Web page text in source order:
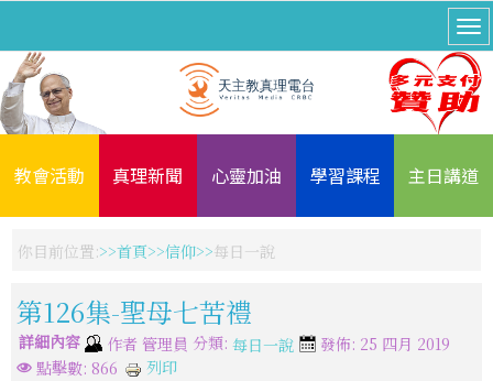
教會活動 真理新聞 心靈加油 學習課程 主日講道
你目前位置: 首頁 信仰 每日一說
第126集-聖母七苦禮
詳細內容 作者 管理員 分類: 每日一說
發佈: 25 四月 2019
點擊數: 866
列印